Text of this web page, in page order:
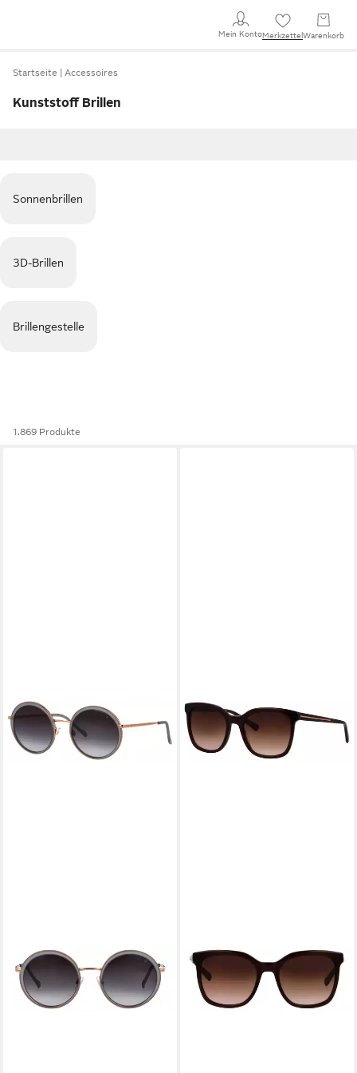
Mein KontoMerkzettel Warenkorb
Startseite Accessoires
Kunststoff Brillen
Sonnenbrillen
3D-Brillen
Brillengestelle
1.869 Produkte